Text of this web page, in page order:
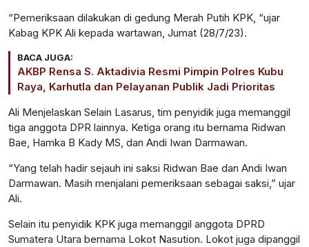
“Pemeriksaan dilakukan di gedung Merah Putih KPK, “ujar
Kabag KPK Ali kepada wartawan, Jumat (28/7/23).
BACA JUGA:
AKBP Rensa S. Aktadivia Resmi Pimpin Polres Kubu
Raya, Karhutla dan Pelayanan Publik Jadi Prioritas
Ali Menjelaskan Selain Lasarus, tim penyidik juga memanggil
tiga anggota DPR lainnya. Ketiga orang itu bernama Ridwan
Bae, Hamka B Kady MS, dan Andi Iwan Darmawan.
“Yang telah hadir sejauh ini saksi Ridwan Bae dan Andi Iwan
Darmawan. Masih menjalani pemeriksaan sebagai saksi,” ujar
Ali.
Selain itu penyidik KPK juga memanggil anggota DPRD
Sumatera Utara bernama Lokot Nasution. Lokot juga dipanggil